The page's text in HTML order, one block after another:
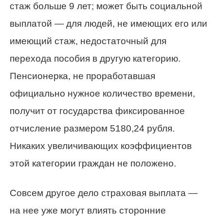
стаж больше 9 лет; может быть социальной
выплатой — для людей, не имеющих его или
имеющий стаж, недостаточный для
перехода пособия в другую категорию.
Пенсионерка, не проработавшая
официально нужное количество времени,
получит от государства фиксированное
отчисление размером 5180,24 рубля.
Никаких увеличивающих коэффициентов
этой категории граждан не положено.
Совсем другое дело страховая выплата —
на нее уже могут влиять сторонние